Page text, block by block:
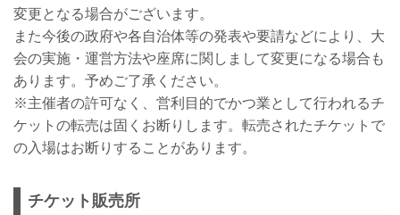
変更となる場合がございます。
また今後の政府や各自治体等の発表や要請などにより、大
会の実施・運営方法や座席に関しまして変更になる場合も
あります。予めご了承ください。
※主催者の許可なく、営利目的でかつ業として行われるチ
ケットの転売は固くお断りします。転売されたチケットで
の入場はお断りすることがあります。
チケット販売所